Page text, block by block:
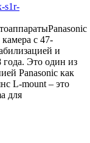
s1r-
Panasonic
с 47-
и
года. Это один из
Panasonic как
L-mount – это
для